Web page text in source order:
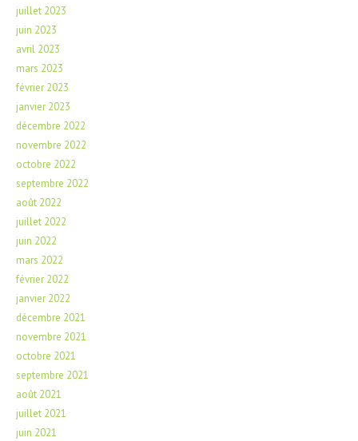
juillet 2023
juin 2023
avril 2023
mars 2023
février 2023
janvier 2023
décembre 2022
novembre 2022
octobre 2022
septembre 2022
août 2022
juillet 2022
juin 2022
mars 2022
février 2022
janvier 2022
décembre 2021
novembre 2021
octobre 2021
septembre 2021
août 2021
juillet 2021
juin 2021